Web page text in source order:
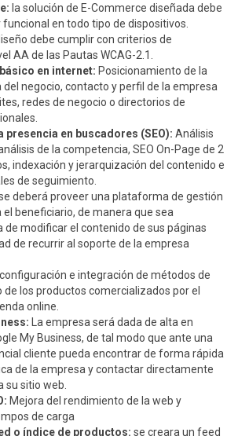
la solución de E-Commerce diseñada debe
en todo tipo de dispositivos.
debe cumplir con criterios de
AA de las Pautas WCAG-2.1.
en internet: Posicionamiento de la
negocio, contacto y perfil de la empresa
redes de negocio o directorios de
presencia en buscadores (SEO): Análisis
de la competencia, SEO On-Page de 2
indexación y jerarquización del contenido e
de seguimiento.
deberá proveer una plataforma de gestión
beneficiario, de manera que sea
de modificar el contenido de sus páginas
de recurrir al soporte de la empresa
configuración e integración de métodos de
de los productos comercializados por el
online.
La empresa será dada de alta en
My Business, de tal modo que ante una
cliente pueda encontrar de forma rápida
de la empresa y contactar directamente
su sitio web.
Mejora del rendimiento de la web y
de carga
o índice de productos: se creara un feed